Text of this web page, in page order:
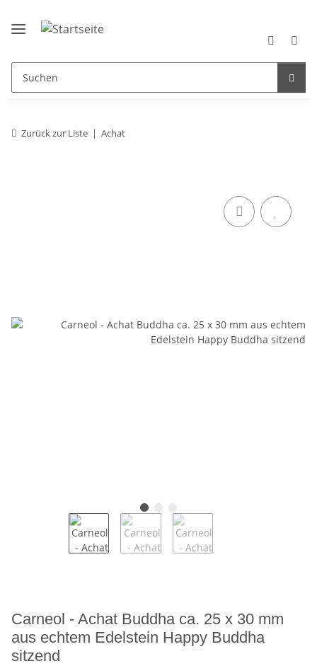
Zurück zur Liste Achat
Carneol - Achat Buddha ca. 25 x 30 mm
aus echtem Edelstein Happy Buddha
sitzend